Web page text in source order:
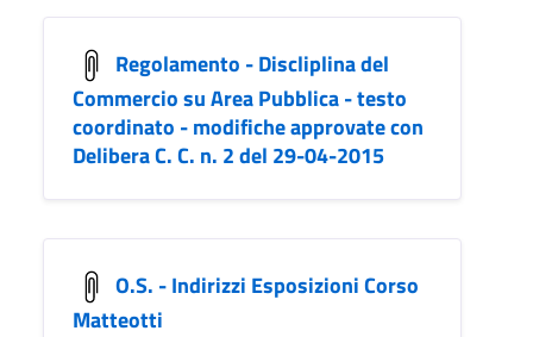
Regolamento - Discliplina del
Commercio su Area Pubblica - testo
coordinato - modifiche approvate con
Delibera C. C. n. 2 del 29-04-2015
O.S. - Indirizzi Esposizioni Corso
Matteotti